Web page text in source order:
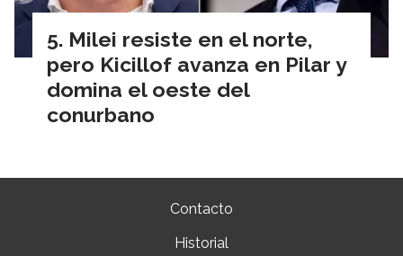
Milei resiste en el norte,
pero Kicillof avanza en Pilar y
domina el oeste del
conurbano
Contacto
Historial